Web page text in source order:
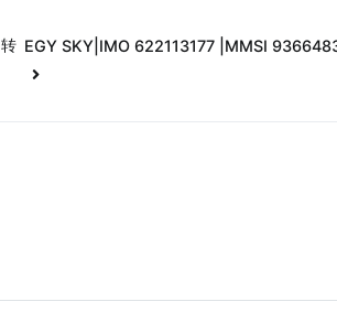
EGY SKY|IMO 622113177 |MMSI